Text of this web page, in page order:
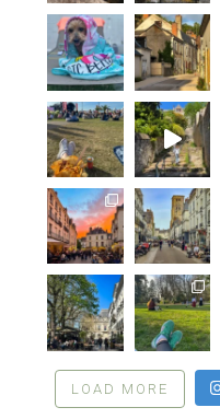
LOAD MORE